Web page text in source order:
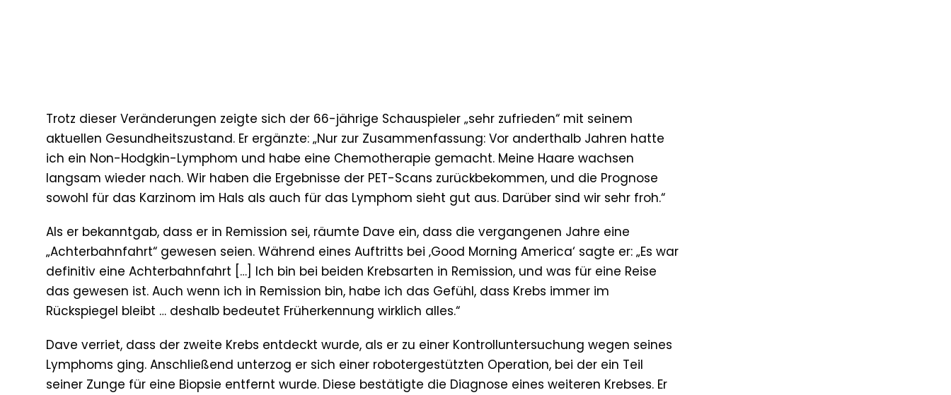
Trotz dieser Veränderungen zeigte sich der 66-jährige Schauspieler „sehr zufrieden“ mit seinem
aktuellen Gesundheitszustand. Er ergänzte: „Nur zur Zusammenfassung: Vor anderthalb Jahren hatte
ich ein Non-Hodgkin-Lymphom und habe eine Chemotherapie gemacht. Meine Haare wachsen
langsam wieder nach. Wir haben die Ergebnisse der PET-Scans zurückbekommen, und die Prognose
sowohl für das Karzinom im Hals als auch für das Lymphom sieht gut aus. Darüber sind wir sehr froh.“
Als er bekanntgab, dass er in Remission sei, räumte Dave ein, dass die vergangenen Jahre eine
„Achterbahnfahrt“ gewesen seien. Während eines Auftritts bei ‚Good Morning America‘ sagte er: „Es war
definitiv eine Achterbahnfahrt […] Ich bin bei beiden Krebsarten in Remission, und was für eine Reise
das gewesen ist. Auch wenn ich in Remission bin, habe ich das Gefühl, dass Krebs immer im
Rückspiegel bleibt … deshalb bedeutet Früherkennung wirklich alles.“
Dave verriet, dass der zweite Krebs entdeckt wurde, als er zu einer Kontrolluntersuchung wegen seines
Lymphoms ging. Anschließend unterzog er sich einer robotergestützten Operation, bei der ein Teil
seiner Zunge für eine Biopsie entfernt wurde. Diese bestätigte die Diagnose eines weiteren Krebses. Er